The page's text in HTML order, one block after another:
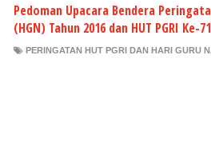
Pedoman Upacara Bendera
(HGN) Tahun 2016 dan HUT PGRI Ke-
PERINGATAN HUT PGRI DAN HARI GURU